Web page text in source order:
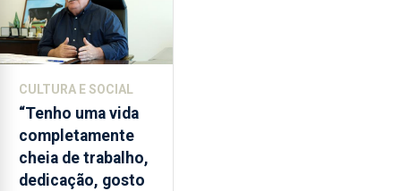
CULTURA E SOCIAL
“Tenho uma vida
completamente
cheia de trabalho,
dedicação, gosto